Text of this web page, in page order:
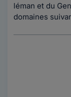
léman et du
domaines